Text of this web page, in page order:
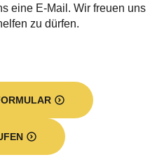
eine E-Mail. Wir freuen uns
zu dürfen.